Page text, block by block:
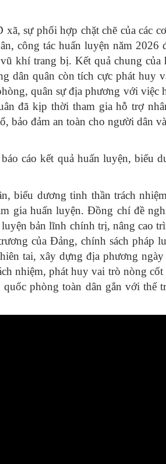
sự phối hợp chặt chẽ của các
công tác huấn luyện năm 2026
khí trang bị. Kết quả chung của
dân quân còn tích cực phát huy
quân sự địa phương với việc
đã kịp thời tham gia hỗ trợ
bảo đảm an toàn cho người dân
cáo kết quả huấn luyện, biểu
biểu dương tinh thần trách
gia huấn luyện. Đồng chí đề
bản lĩnh chính trị, nâng cao
của Đảng, chính sách pháp
tai, xây dựng địa phương ngày
nhiệm, phát huy vai trò nòng cốt
phòng toàn dân gắn với thế